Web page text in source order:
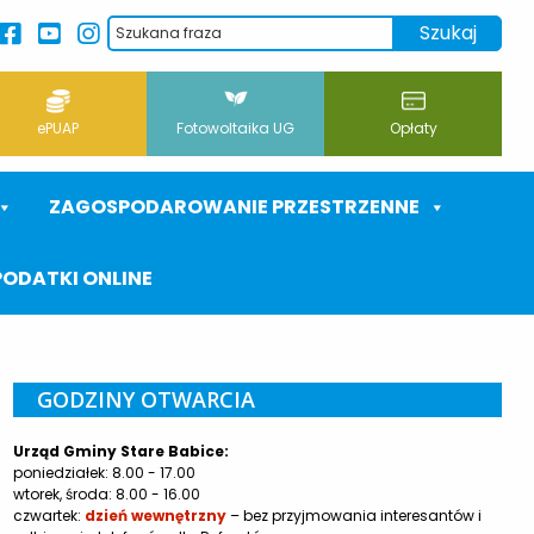
ePUAP Fotowoltaika UG Opłaty
ZAGOSPODAROWANIE PRZESTRZENNE
ONLINE
GODZINY OTWARCIA
Urząd Gminy Stare Babice:
poniedziałek: 8.00 - 17.00
wtorek, środa: 8.00 - 16.00
czwartek: dzień wewnętrzny– bez przyjmowania interesantów i